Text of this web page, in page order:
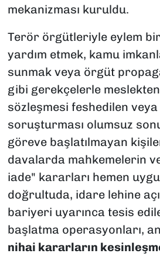
mekanizması kuruldu.
Terör örgütleriyle eylem
yardım etmek, kamu
sunmak veya örgüt
gibi gerekçelerle
sözleşmesi feshedilen
soruşturması olumsuz
göreve başlatılmayan
davalarda mahkemelerin
iade" kararları hemen
doğrultuda, idare lehine
bariyeri uyarınca tesis
başlatma operasyonları,
nihai kararların